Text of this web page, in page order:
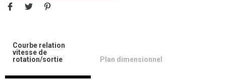
Courbe relation
vitesse de
rotation/sortie
Plan dimensionnel